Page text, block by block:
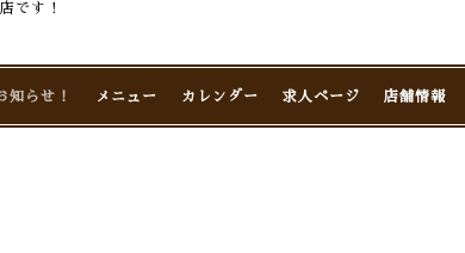
です！
知らせ！ メニュー カレンダー 求人ページ 店舗情報